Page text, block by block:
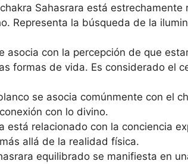
Sahasrara está estrechamente
Representa la búsqueda de la
asocia con la percepción de que
formas de vida. Es considerado el
se asocia comúnmente con el
con lo divino.
está relacionado con la conciencia
allá de la realidad física.
equilibrado se manifiesta en